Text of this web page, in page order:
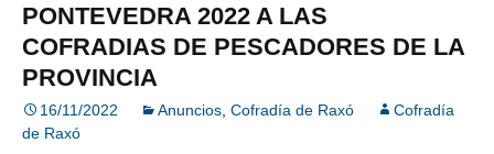
PONTEVEDRA 2022 A LAS
COFRADIAS DE PESCADORES DE LA
PROVINCIA
16/11/2022 Anuncios Cofradía de Raxó
Cofradía
de Raxó